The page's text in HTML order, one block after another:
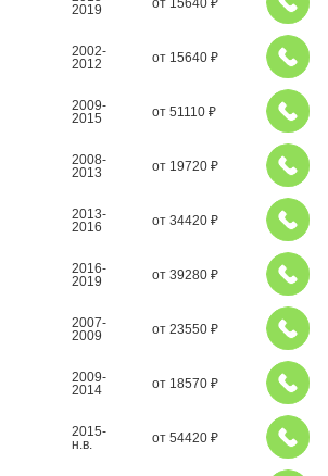
2019
2002-
2012
от 15640 ₽
2009-
2015
от 51110 ₽
2008-
2013
от 19720 ₽
2013-
2016
от 34420 ₽
2016-
2019
от 39280 ₽
2007-
2009
от 23550 ₽
2009-
2014
от 18570 ₽
2015-
н.в.
от 54420 ₽